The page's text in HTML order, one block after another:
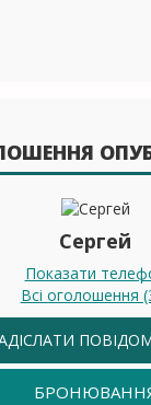
Сергей
Показати
Всі оголошення